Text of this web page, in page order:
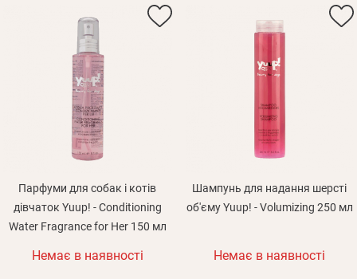
Парфуми для собак і котів
дівчаток Yuup! - Conditioning
Water Fragrance for Her 150 мл
Немає в наявності
Шампунь для надання шерсті
об'єму Yuup! - Volumizing 250 мл
Немає в наявності